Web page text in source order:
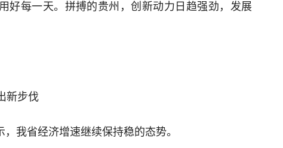
好每一天。拼搏的贵州，创新动力日趋强劲，发展
新步伐
，我省经济增速继续保持稳的态势。